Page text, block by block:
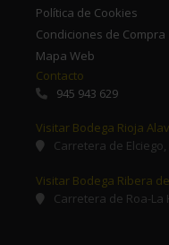
Política de Cookies
Condiciones de Compra
Mapa Web
Contacto
945 943 629
Visitar Bodega Rioja
Carretera de
Visitar Bodega Ribera
Carretera de Roa-La